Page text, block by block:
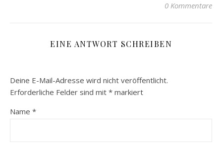
0 Kommentare
EINE ANTWORT SCHREIBEN
Deine E-Mail-Adresse wird nicht veröffentlicht.
Erforderliche Felder sind mit * markiert
Name *